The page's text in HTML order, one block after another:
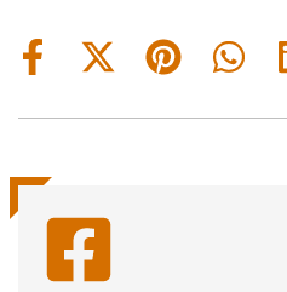
Share
Share
(Twitter)
Share
Share